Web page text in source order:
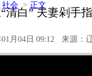
社会 > 正文
清白” 夫妻剁手
月04日 09:12 来源：